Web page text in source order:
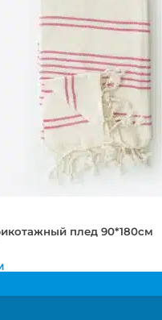
плед 90*180см